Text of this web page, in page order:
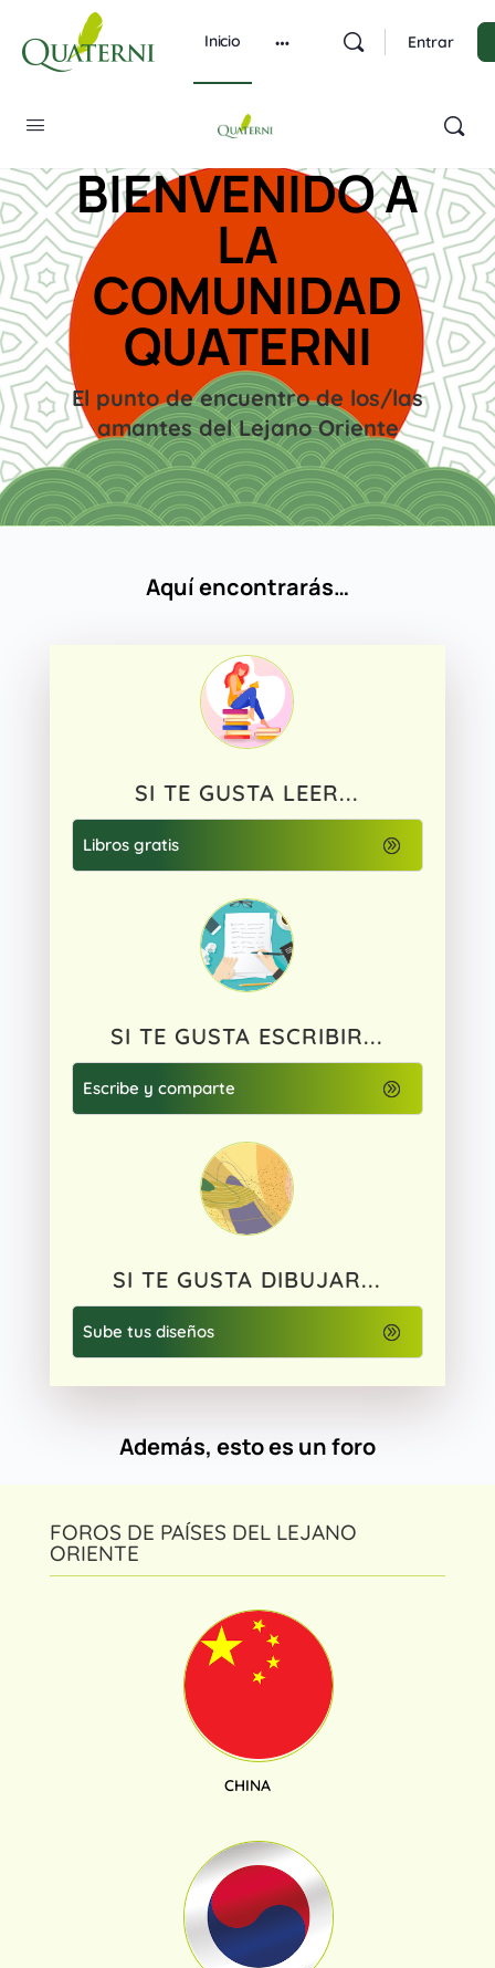
Inicio Entrar
BIENVENIDO A
LA
COMUNIDAD
QUATERNI
El punto de encuentro de los/las
amantes del Lejano Oriente
Aquí encontrarás…
SI TE GUSTA LEER...
Libros gratis
SI TE GUSTA ESCRIBIR...
Escribe y comparte
SI TE GUSTA DIBUJAR...
Sube tus diseños
Además, esto es un foro
FOROS DE PAÍSES DEL LEJANO
ORIENTE
CHINA